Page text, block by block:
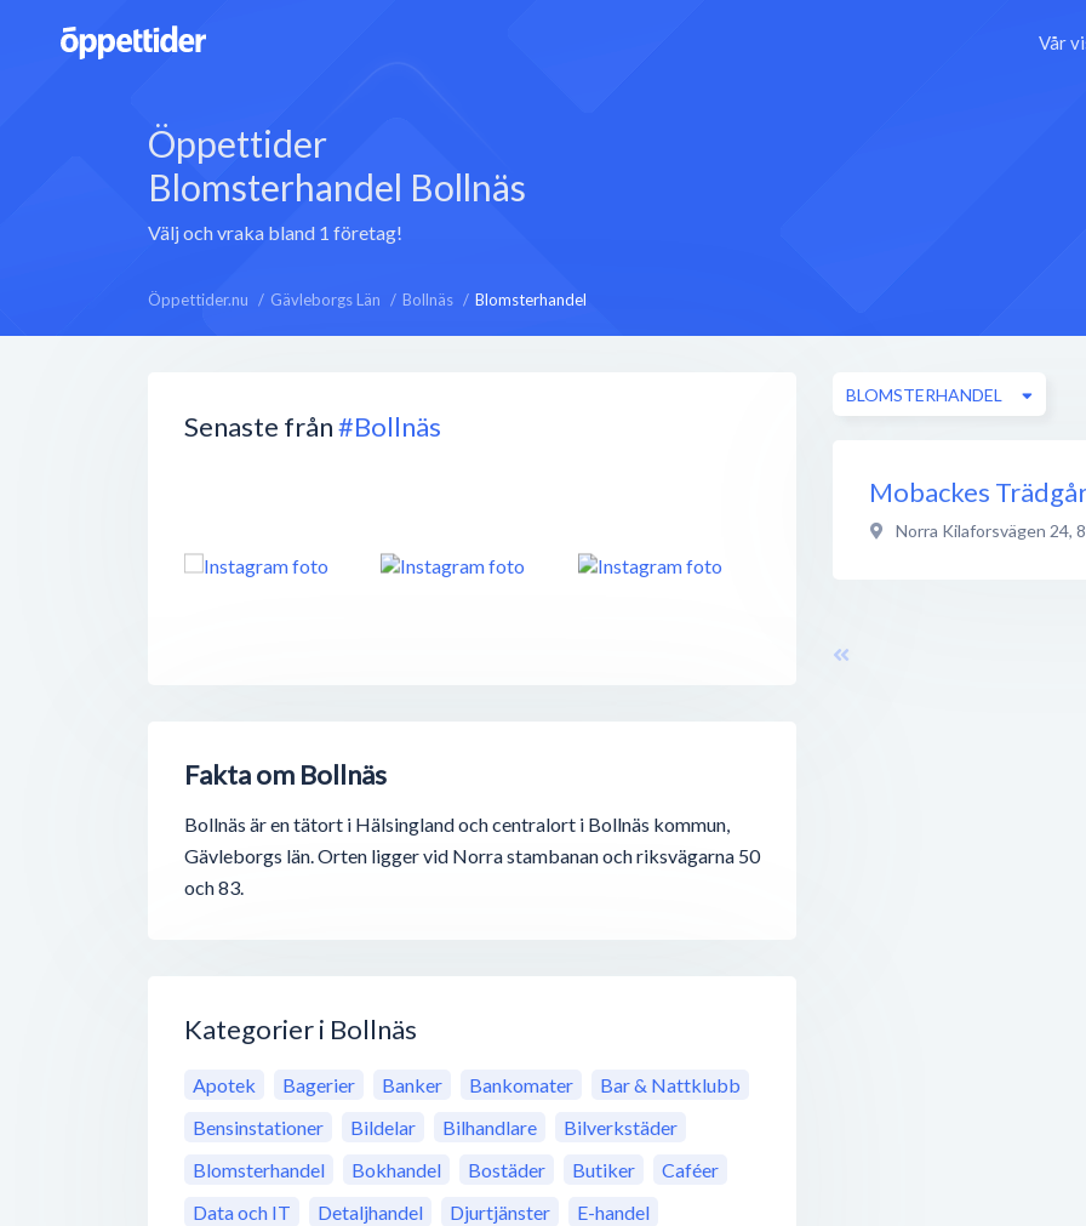
Vår
Öppettider
Blomsterhandel Bollnäs
Välj och vraka bland 1 företag!
Öppettider.nu Gävleborgs Län Bollnäs Blomsterhandel
Senaste från#Bollnäs
Fakta om Bollnäs
Bollnäs är en tätort i Hälsingland och centralort i Bollnäs kommun,
Gävleborgs län. Orten ligger vid Norra stambanan och riksvägarna 50
och 83.
Kategorier i Bollnäs
Apotek Bagerier Banker Bankomater
Bar & Nattklubb
Bensinstationer
Bildelar Bilhandlare
Bilverkstäder
Blomsterhandel
Bokhandel Bostäder Butiker
Caféer
Data och IT
Detaljhandel Djurtjänster
E-handel
BLOMSTERHANDEL
Mobackes
Norra Kilaforsvägen 24,